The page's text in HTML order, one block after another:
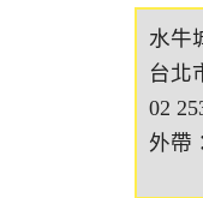
水牛
台北
02
外帶